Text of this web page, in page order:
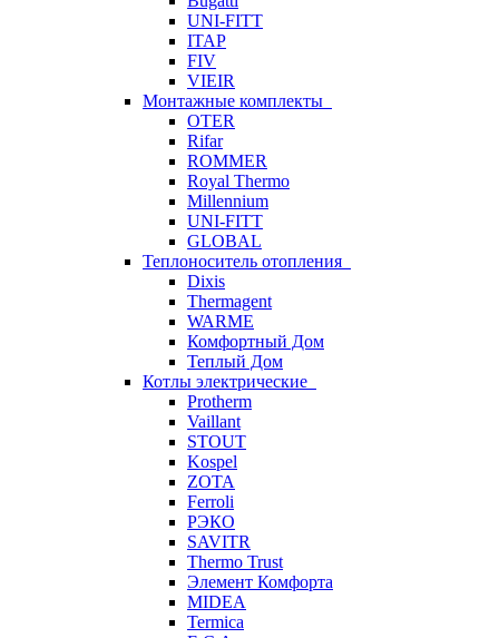
UNI-FITT
ITAP
FIV
VIEIR
Монтажные комплекты
OTER
Rifar
ROMMER
Royal Thermo
Millennium
UNI-FITT
GLOBAL
Теплоноситель отопления
Dixis
Thermagent
WARME
Комфортный Дом
Теплый Дом
Котлы электрические
Protherm
Vaillant
STOUT
Kospel
ZOTA
Ferroli
РЭКО
SAVITR
Thermo Trust
Элемент Комфорта
MIDEA
Termica